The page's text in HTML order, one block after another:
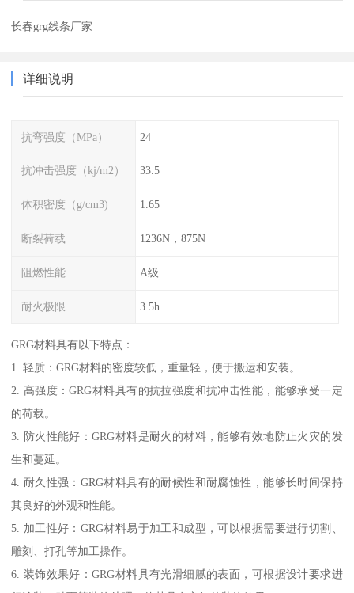
长春grg线条厂家
详细说明
抗弯强度（MPa） 24
抗冲击强度（kj/m2） 33.5
体积密度（g/cm3) 1.65
断裂荷载 1236N，875N
阻燃性能 A级
耐火极限 3.5h
GRG材料具有以下特点：
1. 轻质：GRG材料的密度较低，重量轻，便于搬运和安装。
2. 高强度：GRG材料具有的抗拉强度和抗冲击性能，能够承受一定
的荷载。
3. 防火性能好：GRG材料是耐火的材料，能够有效地防止火灾的发
生和蔓延。
4. 耐久性强：GRG材料具有的耐候性和耐腐蚀性，能够长时间保持
其良好的外观和性能。
5. 加工性好：GRG材料易于加工和成型，可以根据需要进行切割、
雕刻、打孔等加工操作。
6. 装饰效果好：GRG材料具有光滑细腻的表面，可根据设计要求进